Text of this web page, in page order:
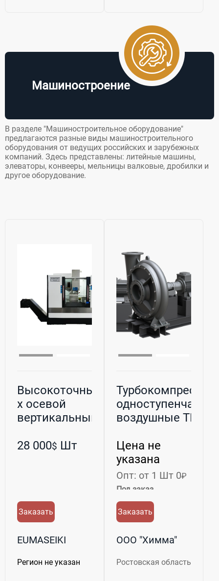
Машиностроение
В разделе "Машиностроительное оборудование"
предлагаются разные виды машиностроительного
оборудования от ведущих российских и зарубежных
компаний. Здесь представлены: литейные машины,
элеваторы, конвееры, мельницы валковые, дробилки и
другое оборудование.
Высокоточный 3-
х осевой
вертикальный
28 000$ Шт
Заказать
EUMASEIKI
Регион не указан
одноступенчатые
воздушные ТВ и
Цена не
указана
Опт: от 1 Шт 0₽
Под заказ
Заказать
ООО "Химма"
Ростовская область